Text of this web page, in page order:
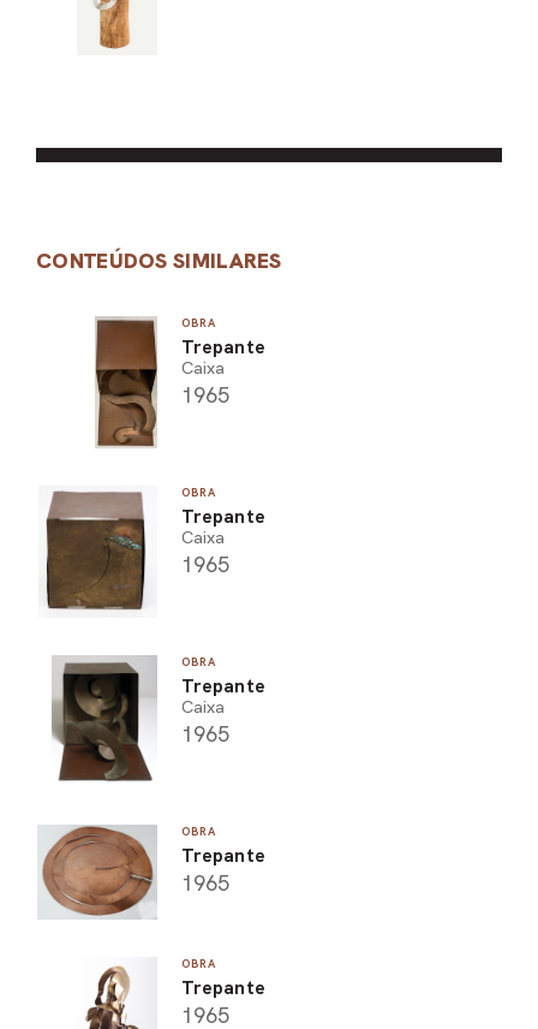
CONTEÚDOS SIMILARES
OBRA
Trepante
Caixa
1965
OBRA
Trepante
Caixa
1965
OBRA
Trepante
Caixa
1965
OBRA
Trepante
1965
OBRA
Trepante
1965